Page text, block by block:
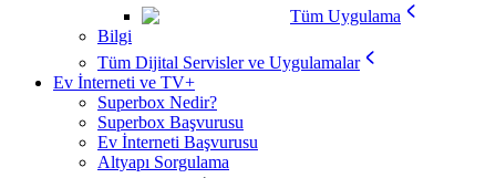
Tüm Uygulama
Bilgi
Tüm Dijital Servisler ve Uygulamalar
Ev İnterneti ve TV+
Superbox Nedir?
Superbox Başvurusu
Ev İnterneti Başvurusu
Altyapı Sorgulama